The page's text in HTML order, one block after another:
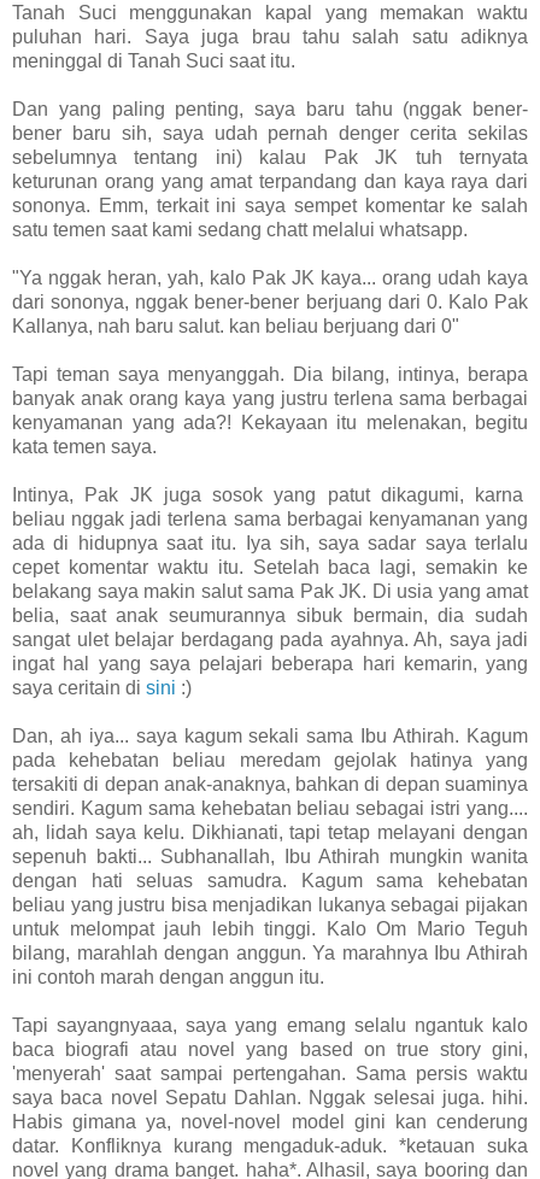
Tanah Suci menggunakan kapal yang memakan waktu
puluhan hari. Saya juga brau tahu salah satu adiknya
meninggal di Tanah Suci saat itu.
Dan yang paling penting, saya baru tahu (nggak bener-
bener baru sih, saya udah pernah denger cerita sekilas
sebelumnya tentang ini) kalau Pak JK tuh ternyata
keturunan orang yang amat terpandang dan kaya raya dari
sononya. Emm, terkait ini saya sempet komentar ke salah
satu temen saat kami sedang chatt melalui whatsapp.
"Ya nggak heran, yah, kalo Pak JK kaya... orang udah kaya
dari sononya, nggak bener-bener berjuang dari 0. Kalo Pak
Kallanya, nah baru salut. kan beliau berjuang dari 0"
Tapi teman saya menyanggah. Dia bilang, intinya, berapa
banyak anak orang kaya yang justru terlena sama berbagai
kenyamanan yang ada?! Kekayaan itu melenakan, begitu
kata temen saya.
Intinya, Pak JK juga sosok yang patut dikagumi, karna
beliau nggak jadi terlena sama berbagai kenyamanan yang
ada di hidupnya saat itu. Iya sih, saya sadar saya terlalu
cepet komentar waktu itu. Setelah baca lagi, semakin ke
belakang saya makin salut sama Pak JK. Di usia yang amat
belia, saat anak seumurannya sibuk bermain, dia sudah
sangat ulet belajar berdagang pada ayahnya. Ah, saya jadi
ingat hal yang saya pelajari beberapa hari kemarin, yang
saya ceritain di sini :)
Dan, ah iya... saya kagum sekali sama Ibu Athirah. Kagum
pada kehebatan beliau meredam gejolak hatinya yang
tersakiti di depan anak-anaknya, bahkan di depan suaminya
sendiri. Kagum sama kehebatan beliau sebagai istri yang....
ah, lidah saya kelu. Dikhianati, tapi tetap melayani dengan
sepenuh bakti... Subhanallah, Ibu Athirah mungkin wanita
dengan hati seluas samudra. Kagum sama kehebatan
beliau yang justru bisa menjadikan lukanya sebagai pijakan
untuk melompat jauh lebih tinggi. Kalo Om Mario Teguh
bilang, marahlah dengan anggun. Ya marahnya Ibu Athirah
ini contoh marah dengan anggun itu.
Tapi sayangnyaaa, saya yang emang selalu ngantuk kalo
baca biografi atau novel yang based on true story gini,
'menyerah' saat sampai pertengahan. Sama persis waktu
saya baca novel Sepatu Dahlan. Nggak selesai juga. hihi.
Habis gimana ya, novel-novel model gini kan cenderung
datar. Konfliknya kurang mengaduk-aduk. *ketauan suka
novel yang drama banget. haha*. Alhasil, saya booring dan